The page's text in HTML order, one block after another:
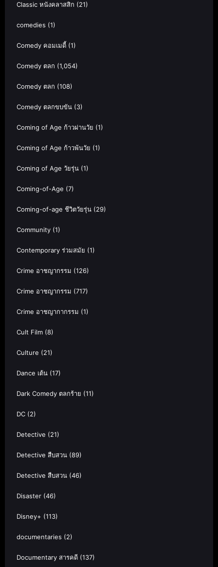
Classic หนังคลาสสิก (21)
comedies (1)
Comedy คอมเมดี้ (1)
Comedy ตลก (1,054)
Comedy ตลก (108)
Comedy ตลกขบขัน (3)
Coming of Age ก้าวผ่านวัย (1)
Coming of Age ก้าวพ้นวัย (1)
Coming of Age วัยรุ่น (1)
Coming-of-Age (7)
Coming-of-age ชีวิตวัยรุ่น (29)
Community (1)
Contemporary ร่วมสมัย (1)
Crime อาชญากรรม (126)
Crime อาชญากรรม (717)
Crime อาชญากากรรม (1)
Cult Film (8)
Culture (21)
Dance เต้น (17)
Dark Comedy ตลกร้าย (11)
DC (2)
Detective (21)
Detective สืบสวน (89)
Detective สืบสวน (46)
Disaster (46)
Disney+ (113)
documentaries (2)
Documentary สารคดี (137)